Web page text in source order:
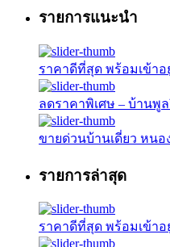
รายการแนะนำ
ราคาดีที่สุด พร้อมเข้าอ
ลดราคาพิเศษ – บ้านพู
ขายด่วนบ้านเดี่ยว หน
รายการล่าสุด
ราคาดีที่สุด พร้อมเข้าอ